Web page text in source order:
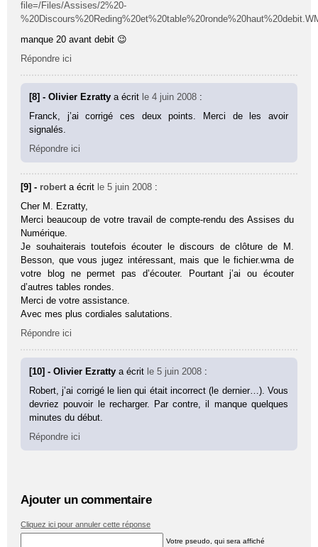
file=/Files/Assises/2%20-
manque 20 avant debit 😉
Répondre ici
[8] - Olivier Ezrattya écrit le 4 juin 2008 :
Franck, j’ai corrigé ces deux points. Merci de les avoir
signalés.
Répondre ici
[9] - robert a écrit le 5 juin 2008 :
Cher M. Ezratty,
Merci beaucoup de votre travail de compte-rendu des Assises du
Numérique.
Je souhaiterais toutefois écouter le discours de clôture de M.
Besson, que vous jugez intéressant, mais que le fichier.wma de
votre blog ne permet pas d’écouter. Pourtant j’ai ou écouter
d’autres tables rondes.
Merci de votre assistance.
Avec mes plus cordiales salutations.
Répondre ici
[10] - Olivier Ezrattya écrit le 5 juin 2008 :
Robert, j’ai corrigé le lien qui était incorrect (le dernier…). Vous
devriez pouvoir le recharger. Par contre, il manque quelques
minutes du début.
Répondre ici
Ajouter un commentaire
Cliquez ici pour annuler cette réponse
Votre pseudo, qui sera affiché